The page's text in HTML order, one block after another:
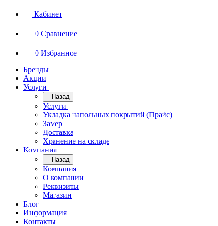
Кабинет
0 Сравнение
0 Избранное
Бренды
Акции
Услуги
Назад
Услуги
Укладка напольных покрытий (Прайс)
Замер
Доставка
Хранение на складе
Компания
Назад
Компания
О компании
Реквизиты
Магазин
Блог
Информация
Контакты